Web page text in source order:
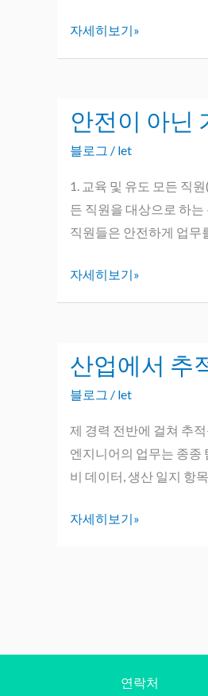
질
까
니
및
디
지
털
루
션
유
지
수
중
단
자세히보기»
안전이 아닌
블로그 / let
1. 교육 및 유도 모든 직
든 직원을 대상으로 하
직원들은 안전하게 업무
안
이
아
닌
기
정
지
전
한
업
유
지
수
자세히보기»
산업에서 추
블로그 / let
제 경력 전반에 걸쳐 추
엔지니어의 업무는 종종
비 데이터, 생산 일지 항
산
에
서
추
적
의
제
자세히보기»
연락처